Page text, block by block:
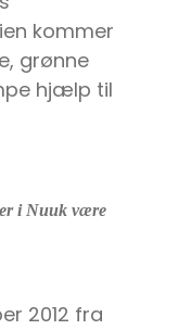
kommer
grønne
hjælp til
i Nuuk være
2012 fra